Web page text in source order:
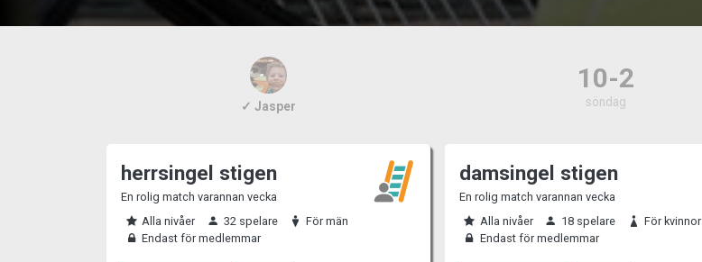
✓ Jasper
10-2
söndag
herrsingel stigen
En rolig match varannan vecka
Alla nivåer
32 spelare
För män
Endast för medlemmar
damsingel stigen
En rolig match varannan vecka
Alla nivåer
18 spelare
För kvinnor
Endast för medlemmar